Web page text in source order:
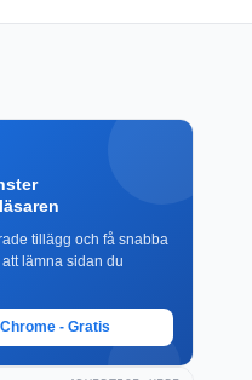
tillägg och få snabba
lämna sidan du
- Gratis